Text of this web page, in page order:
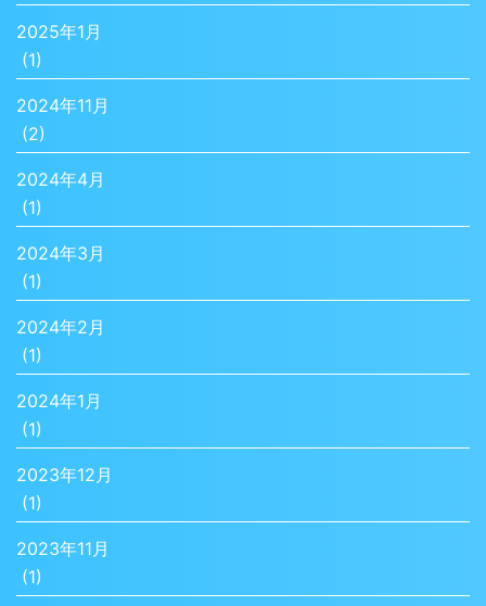
2025年1月
(1)
2024年11月
(2)
2024年4月
(1)
2024年3月
(1)
2024年2月
(1)
2024年1月
(1)
2023年12月
(1)
2023年11月
(1)